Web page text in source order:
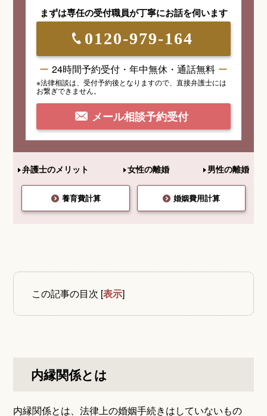
まずは専任の受付職員が丁寧にお話を伺います
0120-979-164
24時間予約受付・年中無休・通話無料
※法律相談は、受付予約後となりますので、 直接弁護士には
お繋ぎできません。
メール相談予約受付
弁護士のメリット 女性の離婚 男性の離婚
養育費計算 婚姻費用計算
この記事の目次 [表示]
内縁関係とは
内縁関係とは、法律上の婚姻手続きはしていないもの